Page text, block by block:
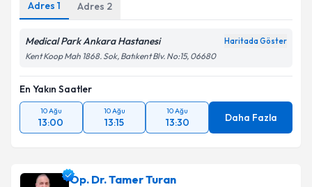
Adres 1 Adres 2
Medical Park Ankara Hastanesi Haritada Göster
Kent Koop Mah 1868. Sok, Batıkent Blv. No:15, 06680
En Yakın Saatler
10 Ağu
13:00
10 Ağu
13:15
10 Ağu
13:30 Daha Fazla
Op. Dr. Tamer Turan